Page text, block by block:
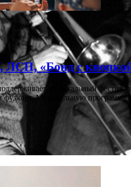
ЛСП, «Бонд с
музыкальный
фудкорт. Музыкальную программу